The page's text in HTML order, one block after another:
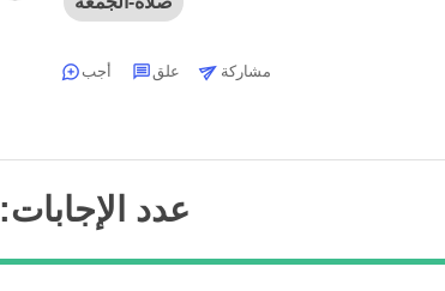
أجب علق مشاركة
عدد الإجابات: